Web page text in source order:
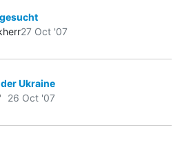
27 Oct '07
Ukraine
26 Oct '07